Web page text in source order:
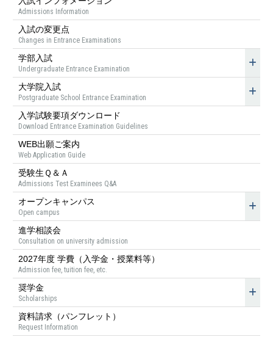
Admissions Information
入試の変更点
Changes in Entrance Examinations
学部入試
Undergraduate Entrance Examination
大学院入試
Postgraduate School Entrance Examination
入学試験要項ダウンロード
Download Entrance Examination Guidelines
WEB出願ご案内
Web Application Guide
受験生Ｑ＆Ａ
Admissions Test Examinees Q&A
オープンキャンパス
Open campus
進学相談会
Consultation on university admission
2027年度 学費（入学金・授業料等）
Admission fee, tuition fee, etc.
奨学金
Scholarships
資料請求（パンフレット）
Request Information